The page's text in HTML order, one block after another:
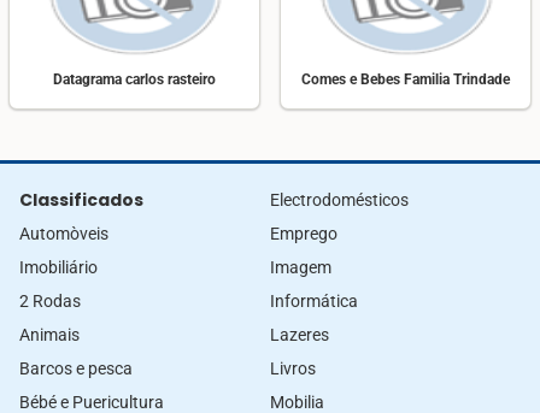
Datagrama carlos rasteiro Comes e Bebes Familia Trindade
Classificados
Automòveis
Imobiliário
2 Rodas
Animais
Barcos e pesca
Bébé e Puericultura
Electrodomésticos
Emprego
Imagem
Informática
Lazeres
Livros
Mobilia